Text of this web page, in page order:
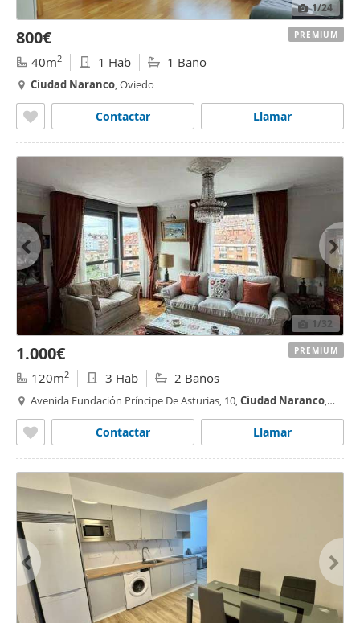
1/24
800€
40m2 1 Hab 1 Baño
Ciudad Naranco, Oviedo
Llamar
Contactar
PREMIUM
1/32
1.000€
120m2 3 Hab 2 Baños
Avenida Fundación Príncipe De Asturias, 10,Ciudad Naranco,
Llamar
Contactar
PREMIUM